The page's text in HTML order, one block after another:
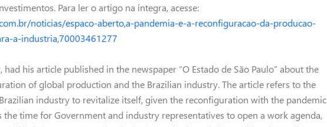
Para ler o artigo na íntegra, acesse:
noticias/espaco-aberto,a-pandemia-e-a-reconfiguracao-da-producao-
a-industria,70003461277
had his article published in the newspaper “O Estado de São Paulo” about the
of global production and the Brazilian industry. The article refers to the
industry to revitalize itself, given the reconfiguration with the pandemic
the time for Government and industry representatives to open a work agenda,